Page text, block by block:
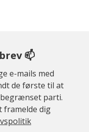
📫
e-mails med
de første til at
parti.
framelde dig